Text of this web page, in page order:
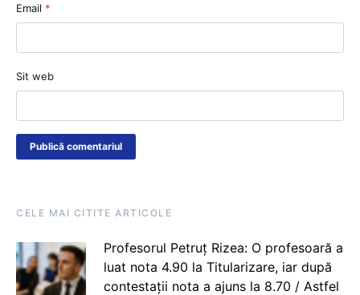
Email *
Sit web
CELE MAI CITITE ARTICOLE
Profesorul Petruț Rizea: O profesoară a
luat nota 4.90 la Titularizare, iar după
contestații nota a ajuns la 8.70 / Astfel